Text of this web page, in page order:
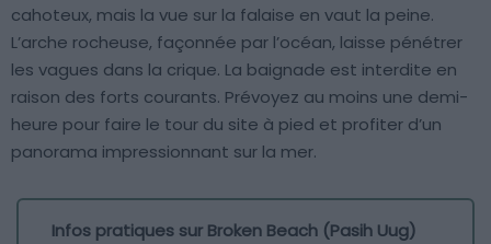
cahoteux, mais la vue sur la falaise en vaut la peine.
L’arche rocheuse, façonnée par l’océan, laisse pénétrer
les vagues dans la crique. La baignade est interdite en
raison des forts courants. Prévoyez au moins une demi-
heure pour faire le tour du site à pied et profiter d’un
panorama impressionnant sur la mer.
Infos pratiques sur Broken Beach (Pasih Uug)